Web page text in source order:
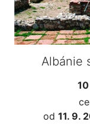
Albánie
10
od 11. 9.